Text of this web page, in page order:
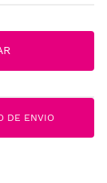
DE ENVIO